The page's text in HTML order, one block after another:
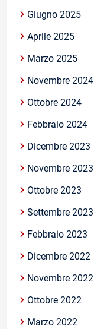
Giugno 2025
Aprile 2025
Marzo 2025
Novembre 2024
Ottobre 2024
Febbraio 2024
Dicembre 2023
Novembre 2023
Ottobre 2023
Settembre 2023
Febbraio 2023
Dicembre 2022
Novembre 2022
Ottobre 2022
Marzo 2022